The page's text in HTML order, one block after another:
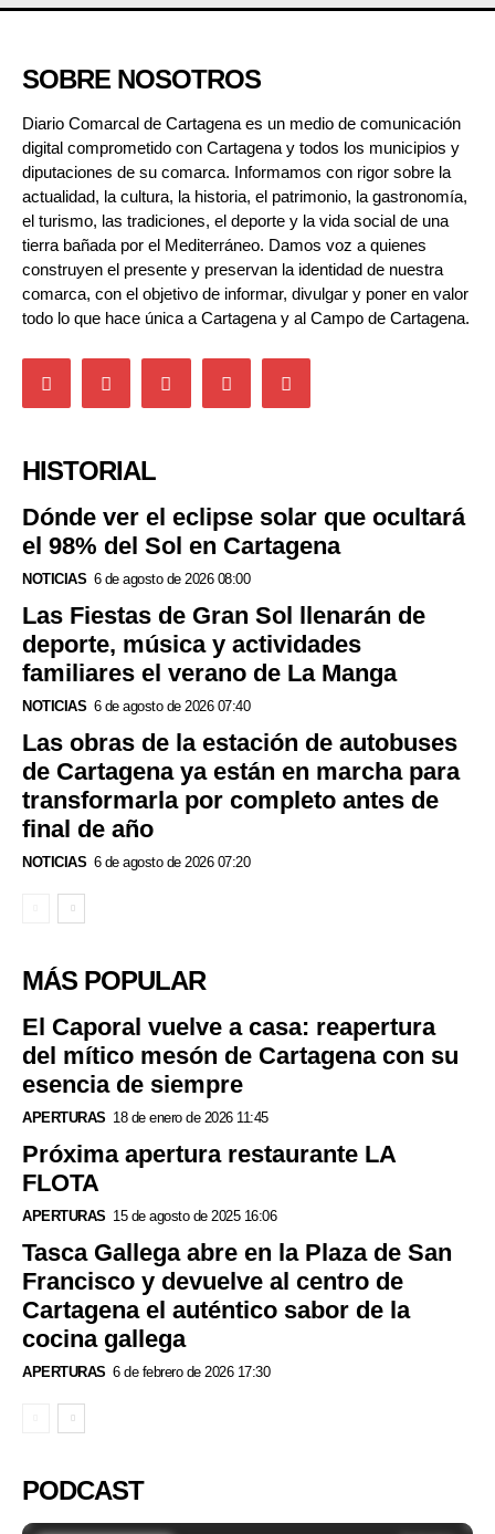
SOBRE NOSOTROS
Diario Comarcal de Cartagena es un medio de comunicación
digital comprometido con Cartagena y todos los municipios y
diputaciones de su comarca. Informamos con rigor sobre la
actualidad, la cultura, la historia, el patrimonio, la gastronomía,
el turismo, las tradiciones, el deporte y la vida social de una
tierra bañada por el Mediterráneo. Damos voz a quienes
construyen el presente y preservan la identidad de nuestra
comarca, con el objetivo de informar, divulgar y poner en valor
todo lo que hace única a Cartagena y al Campo de Cartagena.
HISTORIAL
Dónde ver el eclipse solar que ocultará
el 98% del Sol en Cartagena
NOTICIAS 6 de agosto de 2026 08:00
Las Fiestas de Gran Sol llenarán de
deporte, música y actividades
familiares el verano de La Manga
NOTICIAS 6 de agosto de 2026 07:40
Las obras de la estación de autobuses
de Cartagena ya están en marcha para
transformarla por completo antes de
final de año
NOTICIAS 6 de agosto de 2026 07:20
MÁS POPULAR
El Caporal vuelve a casa: reapertura
del mítico mesón de Cartagena con su
esencia de siempre
APERTURAS 18 de enero de 2026 11:45
Próxima apertura restaurante LA
FLOTA
APERTURAS 15 de agosto de 2025 16:06
Tasca Gallega abre en la Plaza de San
Francisco y devuelve al centro de
Cartagena el auténtico sabor de la
cocina gallega
APERTURAS 6 de febrero de 2026 17:30
PODCAST